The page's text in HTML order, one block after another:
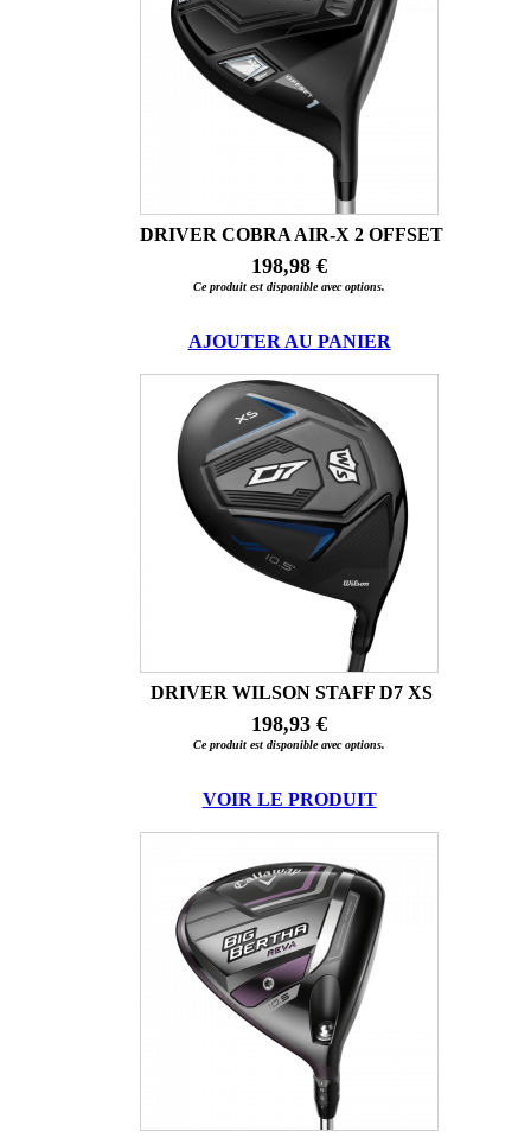
DRIVER COBRA AIR-X 2 OFFSET
198,98 €
Ce produit est disponible avec options.
AJOUTER AU PANIER
DRIVER WILSON STAFF D7 XS
198,93 €
Ce produit est disponible avec options.
VOIR LE PRODUIT